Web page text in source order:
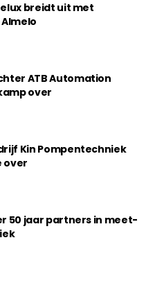
breidt uit met
ATB Automation
over
Kin Pompentechniek
over
50 jaar partners in meet-